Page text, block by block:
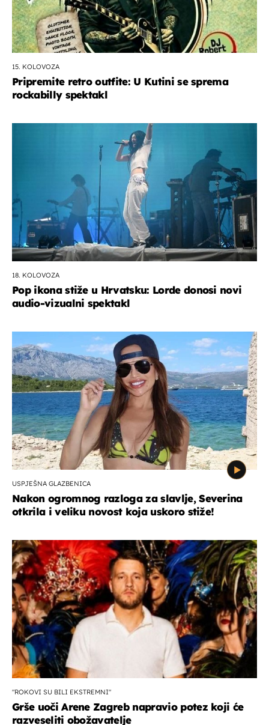
15. KOLOVOZA
Pripremite retro outfite: U Kutini se sprema
rockabilly spektakl
18. KOLOVOZA
Pop ikona stiže u Hrvatsku: Lorde donosi novi
audio-vizualni spektakl
USPJEŠNA GLAZBENICA
Nakon ogromnog razloga za slavlje, Severina
otkrila i veliku novost koja uskoro stiže!
"ROKOVI SU BILI EKSTREMNI"
Grše uoči Arene Zagreb napravio potez koji će
razveseliti obožavatelje